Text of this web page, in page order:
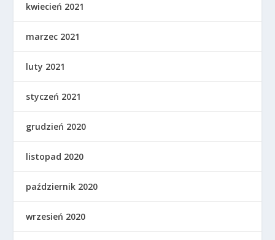
kwiecień 2021
marzec 2021
luty 2021
styczeń 2021
grudzień 2020
listopad 2020
październik 2020
wrzesień 2020